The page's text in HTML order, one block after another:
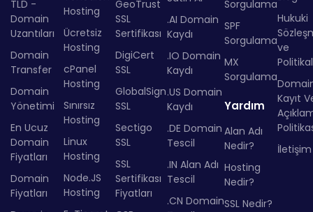
TLD -
Domain
Uzantıları
Domain
Transfer
Domain
Yönetimi
En Ucuz
Domain
Fiyatları
Domain
Fiyatları
Hosting
Ücretsiz
Hosting
cPanel
Hosting
Sınırsız
Hosting
Linux
Hosting
Node.JS
Hosting
GeoTrust
SSL
Sertifikası
DigiCert
SSL
GlobalSign
SSL
Sectigo
SSL
SSL
Sertifikası
Fiyatları
.AI Domain
Kaydı
.IO Domain
Kaydı
.US Domain
Kaydı
.DE Domain
Tescil
.IN Alan Adı
Tescil
.CN Domain
Sorgulama
SPF
Sorgulama
MX
Sorgulama
Yardım
Alan Adı
Nedir?
Hosting
Nedir?
SSL Nedir?
Hukuki
ve
Kayıt
İletişim